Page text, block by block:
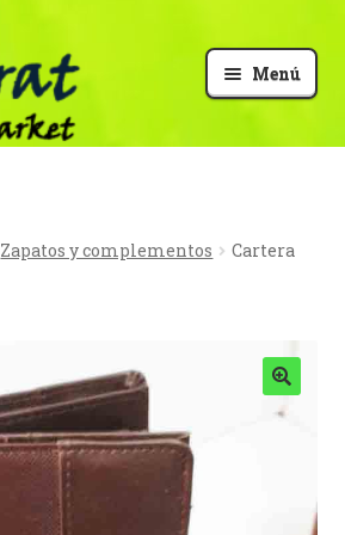
Menú
Zapatos y complementos
Cartera